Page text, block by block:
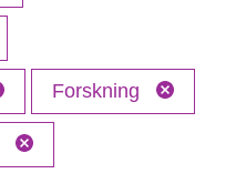
Forskning